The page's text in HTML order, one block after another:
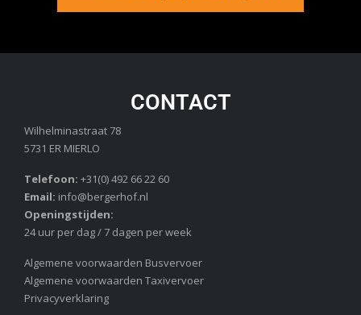
CONTACT
Wilhelminastraat 78
5731 ER MIERLO
Telefoon: +31(0) 492 66 22 60
Email: info@bergerhof.nl
Openingstijden:
24 uur per dag / 7 dagen per week
Algemene voorwaarden Busvervoer
Algemene voorwaarden Taxivervoer
Privacyverklaring